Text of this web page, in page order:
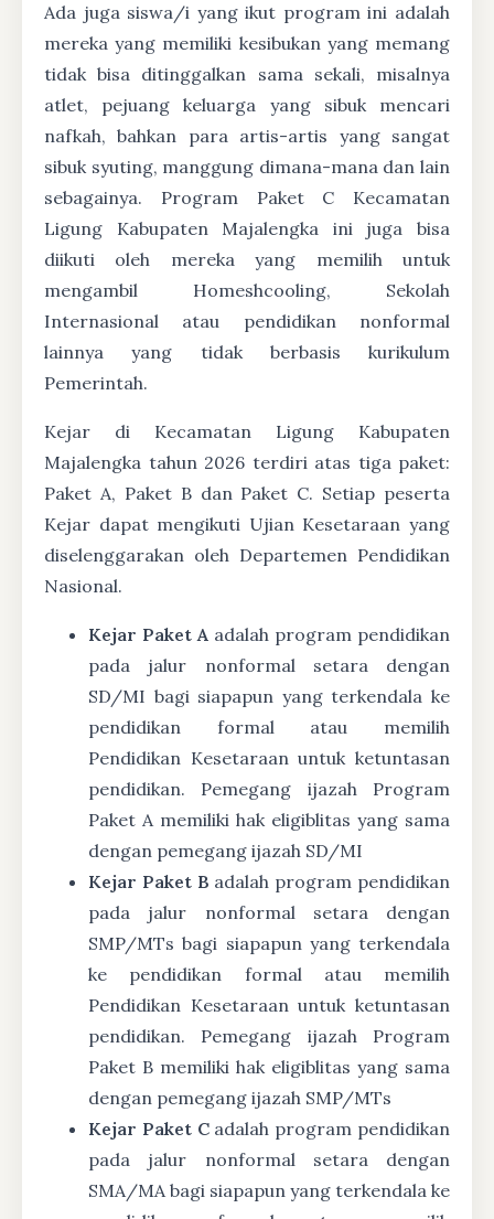
Ada juga siswa/i yang ikut program ini adalah
mereka yang memiliki kesibukan yang memang
tidak bisa ditinggalkan sama sekali, misalnya
atlet, pejuang keluarga yang sibuk mencari
nafkah, bahkan para artis-artis yang sangat
sibuk syuting, manggung dimana-mana dan lain
sebagainya. Program Paket C Kecamatan
Ligung Kabupaten Majalengka ini juga bisa
diikuti oleh mereka yang memilih untuk
mengambil Homeshcooling, Sekolah
Internasional atau pendidikan nonformal
lainnya yang tidak berbasis kurikulum
Pemerintah.
Kejar di Kecamatan Ligung Kabupaten
Majalengka tahun 2026 terdiri atas tiga paket:
Paket A, Paket B dan Paket C. Setiap peserta
Kejar dapat mengikuti Ujian Kesetaraan yang
diselenggarakan oleh Departemen Pendidikan
Nasional.
Kejar Paket A adalah program pendidikan
pada jalur nonformal setara dengan
SD/MI bagi siapapun yang terkendala ke
pendidikan formal atau memilih
Pendidikan Kesetaraan untuk ketuntasan
pendidikan. Pemegang ijazah Program
Paket A memiliki hak eligiblitas yang sama
dengan pemegang ijazah SD/MI
Kejar Paket B adalah program pendidikan
pada jalur nonformal setara dengan
SMP/MTs bagi siapapun yang terkendala
ke pendidikan formal atau memilih
Pendidikan Kesetaraan untuk ketuntasan
pendidikan. Pemegang ijazah Program
Paket B memiliki hak eligiblitas yang sama
dengan pemegang ijazah SMP/MTs
Kejar Paket Cadalah program pendidikan
pada jalur nonformal setara dengan
SMA/MA bagi siapapun yang terkendala ke